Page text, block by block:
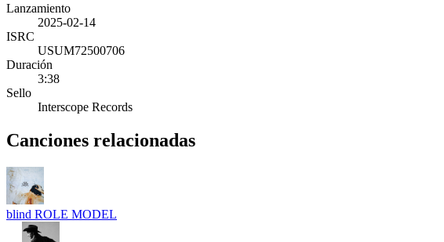
Lanzamiento
2025-02-14
ISRC
USUM72500706
Duración
3:38
Sello
Interscope Records
Canciones relacionadas
blind ROLE MODEL